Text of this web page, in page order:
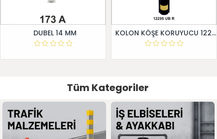
DUBEL 14 MM KOLON KÖŞE KORUYUCU 12295 UB R
Tüm Kategoriler